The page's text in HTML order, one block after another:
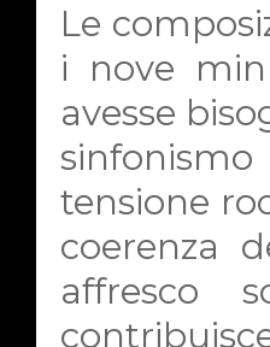
Le
i nove
avesse
tensione
coerenza
affresco